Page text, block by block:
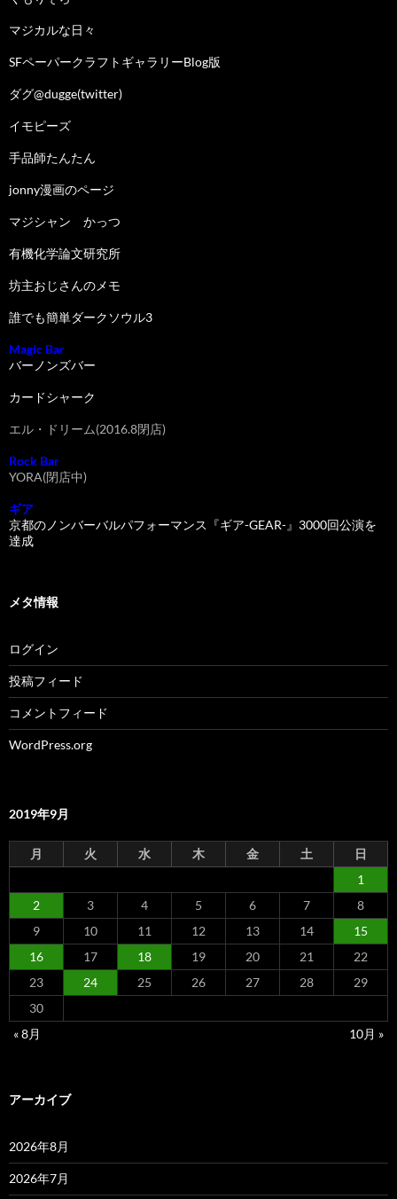
マジカルな日々
SFペーパークラフトギャラリーBlog版
ダグ@dugge(twitter)
イモピーズ
手品師たんたん
jonny漫画のページ
マジシャン かっつ
有機化学論文研究所
坊主おじさんのメモ
誰でも簡単ダークソウル3
Magic Bar
バーノンズバー
カードシャーク
エル・ドリーム(2016.8閉店)
Rock Bar
YORA(閉店中)
ギア
京都のノンバーバルパフォーマンス『ギア-GEAR-』3000回公演を
達成
メタ情報
ログイン
投稿フィード
コメントフィード
WordPress.org
2019年9月
月 火 水 木 金 土
日
1
2
3 4 5 6 7
8
9
10 11 12 13 14
15
16
17 18 19 20 21
22
23
24 25 26 27 28
29
30
« 8月
10月 »
アーカイブ
2026年8月
2026年7月